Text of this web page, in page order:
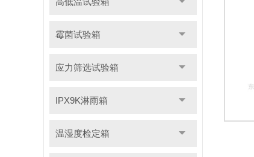
霉菌试验箱
应力筛选试验箱
IPX9K淋雨箱
温湿度检定箱